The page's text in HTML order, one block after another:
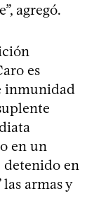
agregó.
es
inmunidad
en un
en
armas y